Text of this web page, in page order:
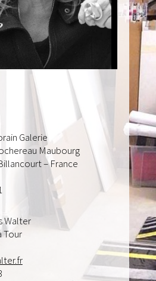
Galerie
Maubourg
– France
Walter
Tour